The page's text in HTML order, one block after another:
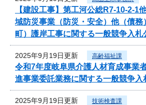
【建設工事】第工河公総R7-10-2-1
域防災事業（防災・安全）他（債務
町）護岸工事に関する一般競争入札
2025年9月19日更新 高齢福祉課
令和7年度岐阜県介護人材育成事業
進事業委託業務に関する一般競争入
2025年9月19日更新 技術検査課